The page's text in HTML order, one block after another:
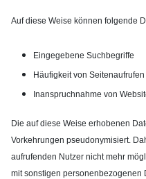
Auf diese Weise können folgende
Eingegebene Suchbegriffe
Häufigkeit von Seitenaufrufen
Inanspruchnahme von
Die auf diese Weise erhobenen
Vorkehrungen pseudonymisiert.
aufrufenden Nutzer nicht mehr
mit sonstigen personenbezogenen